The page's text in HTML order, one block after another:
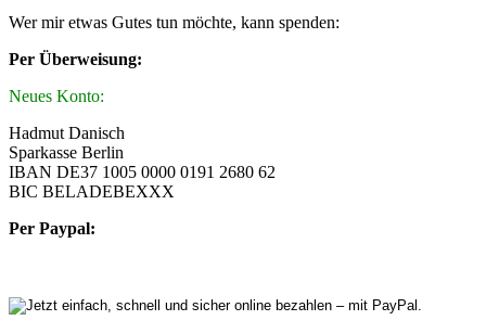
Wer mir etwas Gutes tun möchte, kann spenden:
Per Überweisung:
Neues Konto:
Hadmut Danisch
Sparkasse Berlin
IBAN DE37 1005 0000 0191 2680 62
BIC BELADEBEXXX
Per Paypal: